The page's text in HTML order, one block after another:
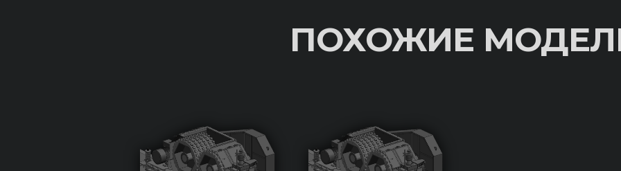
ПОХОЖИЕ